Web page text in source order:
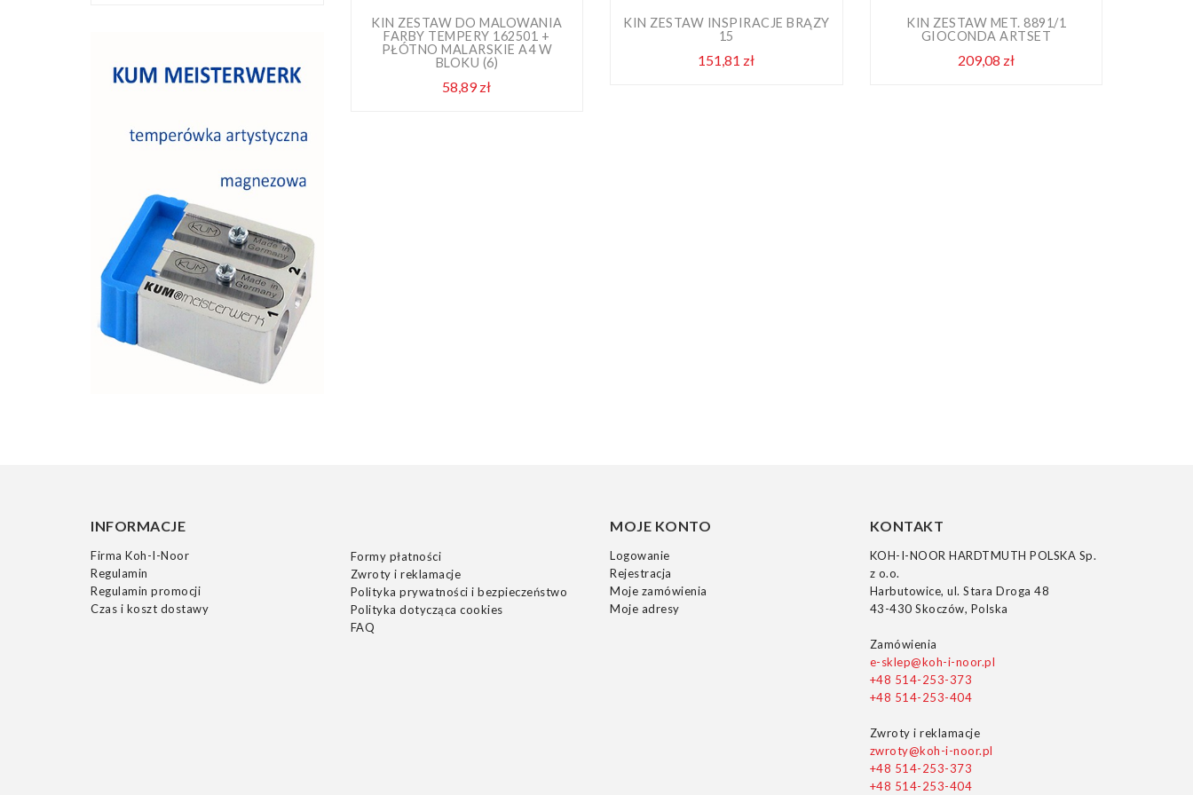
KIN ZESTAW DO MALOWANIA
FARBY TEMPERY 162501 +
PŁÓTNO MALARSKIE A4 W
BLOKU (6)
58,89 złCena
KIN ZESTAW INSPIRACJE BRĄZY
15
151,81 złCena
KIN ZESTAW MET. 8891/1
GIOCONDA ARTSET
209,08 złCena
INFORMACJE
Firma Koh-I-Noor
Regulamin
Regulamin promocji
Czas i koszt dostawy
Formy płatności
Zwroty i reklamacje
Polityka prywatności i bezpieczeństwo
Polityka dotycząca cookies
FAQ
MOJE KONTO
Logowanie
Rejestracja
Moje zamówienia
Moje adresy
KONTAKT
KOH-I-NOOR HARDTMUTH POLSKA Sp.
z o.o.
Harbutowice, ul. Stara Droga 48
43-430 Skoczów, Polska
Zamówienia
e-sklep@koh-i-noor.pl
+48 514-253-373
+48 514-253-404
Zwroty i reklamacje
zwroty@koh-i-noor.pl
+48 514-253-373
+48 514-253-404